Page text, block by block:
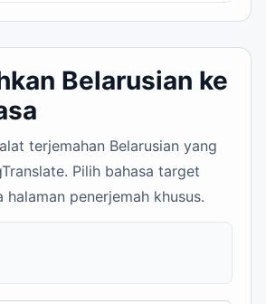
Belarusian ke
terjemahan Belarusian yang
Pilih bahasa target
halaman penerjemah khusus.